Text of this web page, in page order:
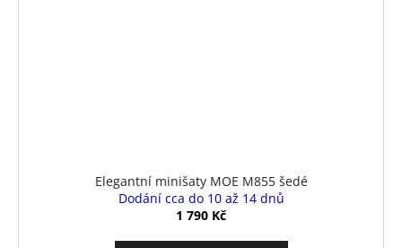
Elegantní minišaty MOE M855 šedé
Dodání cca do 10 až 14 dnů
1 790 Kč